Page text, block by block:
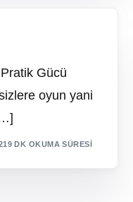
Gücü
oyun yani
9 DK OKUMA SÜRESI